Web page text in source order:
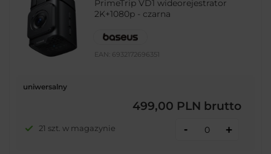
PrimeTrip VD1 wideorejestrator
2K+1080p - czarna
EAN: 6932172696351
uniwersalny
499,00 PLN brutto
21 szt. w magazynie - +